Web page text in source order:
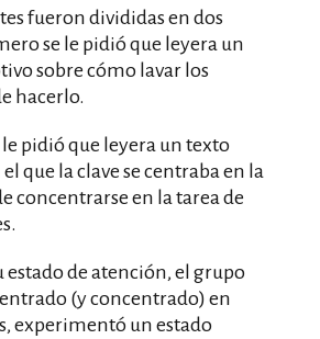
fueron divididas en dos
se le pidió que leyera un
sobre cómo lavar los
hacerlo.
pidió que leyera un texto
que la clave se centraba en la
concentrarse en la tarea de
estado de atención, el grupo
(y concentrado) en
experimentó un estado